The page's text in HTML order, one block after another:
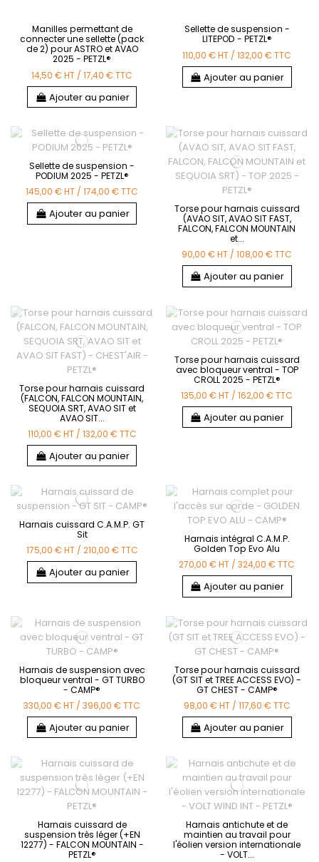
Manilles permettant de
connecter une sellette (pack
de 2) pour ASTRO et AVAO
2025 - PETZL®
14,50 €HT /17,40 €TTC
Ajouter au panier
Sellette de suspension -
LITEPOD - PETZL®
110,00 €HT /132,00 €TTC
Ajouter au panier
Sellette de suspension -
PODIUM 2025 - PETZL®
145,00 €HT /174,00 €TTC
Ajouter au panier
Torse pour harnais cuissard
(AVAO SIT, AVAO SIT FAST,
FALCON, FALCON MOUNTAIN
et...
90,00 €HT /108,00 €TTC
Ajouter au panier
Torse pour harnais cuissard
(FALCON, FALCON MOUNTAIN,
SEQUOIA SRT, AVAO SIT et
AVAO SIT...
110,00 €HT / 132,00 €TTC
Ajouter au panier
Torse pour harnais cuissard
avec bloqueur ventral - TOP
CROLL 2025 - PETZL®
135,00 €HT /162,00 €TTC
Ajouter au panier
Harnais cuissard C.A.M.P. GT
Sit
175,00 €HT / 210,00 €TTC
Ajouter au panier
Harnais intégral C.A.M.P.
Golden Top Evo Alu
270,00 €HT /324,00 €TTC
Ajouter au panier
Harnais de suspension avec
bloqueur ventral - GT TURBO
- CAMP®
330,00 €HT /396,00 €TTC
Ajouter au panier
Torse pour harnais cuissard
(GT SIT et TREE ACCESS EVO) -
GT CHEST - CAMP®
98,00 €HT / 117,60 €TTC
Ajouter au panier
Harnais cuissard de
suspension très léger (+EN
12277) - FALCON MOUNTAIN -
PETZL®
Harnais antichute et de
maintien au travail pour
l'éolien version internationale
- VOLT...